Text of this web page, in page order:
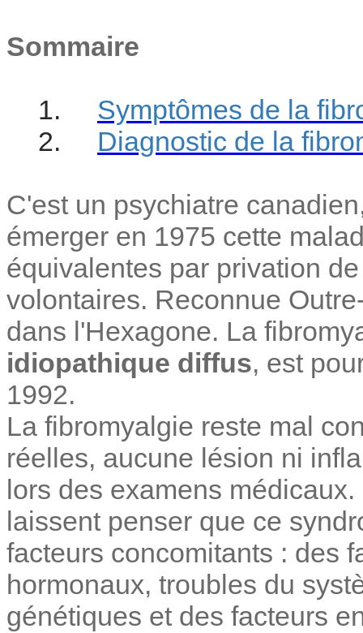
Sommaire
1.
Symptômes de la
2.
Diagnostic de la
C'est un psychiatre
émerger en 1975 cette
équivalentes par privation
volontaires. Reconnue
dans l'Hexagone. La
idiopathique diffus, est
1992.
La fibromyalgie reste mal
réelles, aucune lésion ni
lors des examens
laissent penser que ce
facteurs concomitants : des
hormonaux, troubles du
génétiques et des facteurs